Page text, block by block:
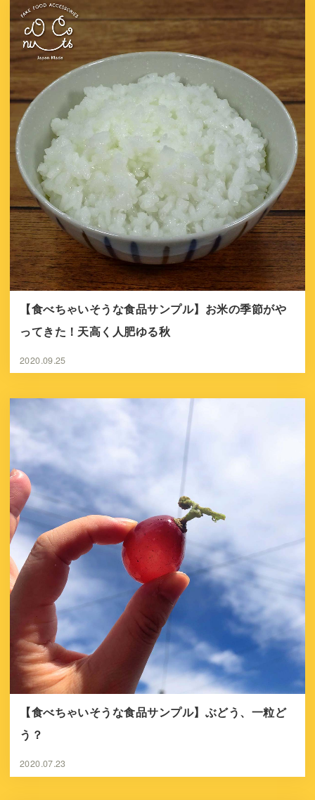
【食べちゃいそうな食品サンプル】お米の季節がや
ってきた！天高く人肥ゆる秋
2020.09.25
【食べちゃいそうな食品サンプル】ぶどう、一粒ど
う？
2020.07.23